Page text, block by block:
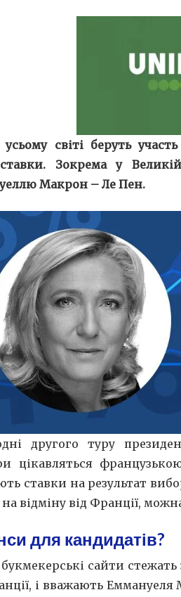
усьому світі беруть
Зокрема у
Макрон – Ле Пен.
другого туру
цікавляться
ставки на результат
на відміну від Франції,
для кандидатів?
букмекерські сайти
і вважають